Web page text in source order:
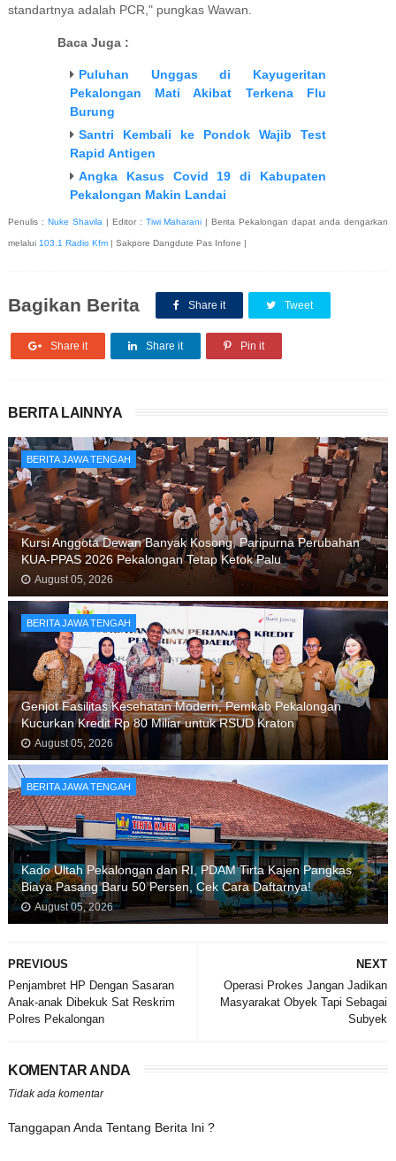
standartnya adalah PCR," pungkas Wawan.
Baca Juga :
Puluhan Unggas di Kayugeritan
Pekalongan Mati Akibat Terkena Flu
Burung
Santri Kembali ke Pondok Wajib Test
Rapid Antigen
Angka Kasus Covid 19 di Kabupaten
Pekalongan Makin Landai
Penulis : Nuke Shavila| Editor : Tiwi Maharani | Berita Pekalongan dapat anda dengarkan
melalui 103.1 Radio Kfm| Sakpore Dangdute Pas Infone |
Bagikan Berita Share it Tweet
Share it Share it Pin it
BERITA LAINNYA
BERITA JAWA TENGAH
Kursi Anggota Dewan Banyak Kosong, Paripurna Perubahan
KUA-PPAS 2026 Pekalongan Tetap Ketok Palu
August 05, 2026
BERITA JAWA TENGAH
Genjot Fasilitas Kesehatan Modern, Pemkab Pekalongan
Kucurkan Kredit Rp 80 Miliar untuk RSUD Kraton
August 05, 2026
BERITA JAWA TENGAH
Kado Ultah Pekalongan dan RI, PDAM Tirta Kajen Pangkas
Biaya Pasang Baru 50 Persen, Cek Cara Daftarnya!
August 05, 2026
NEXT
Operasi Prokes Jangan Jadikan
Masyarakat Obyek Tapi Sebagai
Subyek
PREVIOUS
Penjambret HP Dengan Sasaran
Anak-anak Dibekuk Sat Reskrim
Polres Pekalongan
KOMENTAR ANDA
Tidak ada komentar
Tanggapan Anda Tentang Berita Ini ?